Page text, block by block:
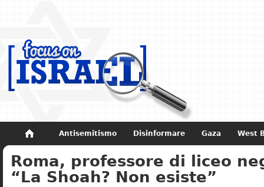
Antisemitismo Disinformare Gaza West
Non dimenticare Storia di Israele
Roma, professore di liceo
“La Shoah? Non esiste”